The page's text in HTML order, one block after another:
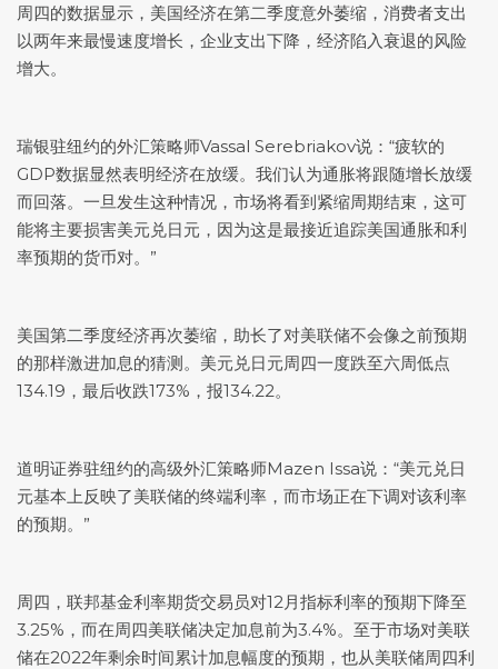
周四的数据显示，美国经济在第二季度意外萎缩，消费者支出
以两年来最慢速度增长，企业支出下降，经济陷入衰退的风险
增大。
瑞银驻纽约的外汇策略师Vassal Serebriakov说：“疲软的
GDP数据显然表明经济在放缓。我们认为通胀将跟随增长放缓
而回落。一旦发生这种情况，市场将看到紧缩周期结束，这可
能将主要损害美元兑日元 ，因为这是最接近追踪美国通胀和利
率预期的货币对。”
美国第二季度经济再次萎缩，助长了对美联储不会像之前预期
的那样激进加息的猜测。 美元兑日元周四一度跌至六周低点
134.19，最后收跌173%，报134.22。
道明证券驻纽约的高级外汇策略师Mazen Issa说：“美元兑日
元基本上反映了美联储的终端利率，而市场正在下调对该利率
的预期。”
周四，联邦基金利率期货交易员对12月指标利率的预期下降至
3.25%，而在周四美联储决定加息前为3.4%。至于市场对美联
储在2022年剩余时间累计加息幅度的预期，也从美联储周四利